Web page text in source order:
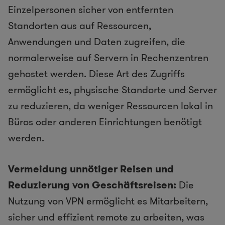
Einzelpersonen sicher von entfernten
Standorten aus auf Ressourcen,
Anwendungen und Daten zugreifen, die
normalerweise auf Servern in Rechenzentren
gehostet werden. Diese Art des Zugriffs
ermöglicht es, physische Standorte und Server
zu reduzieren, da weniger Ressourcen lokal in
Büros oder anderen Einrichtungen benötigt
werden.
Vermeidung unnötiger Reisen und
Reduzierung von Geschäftsreisen: Die
Nutzung von VPN ermöglicht es Mitarbeitern,
sicher und effizient remote zu arbeiten, was